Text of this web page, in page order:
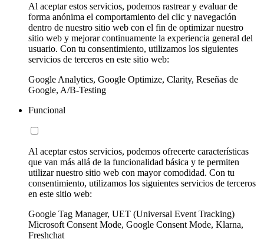
Al aceptar estos servicios, podemos rastrear y evaluar de
forma anónima el comportamiento del clic y navegación
dentro de nuestro sitio web con el fin de optimizar nuestro
sitio web y mejorar continuamente la experiencia general del
usuario. Con tu consentimiento, utilizamos los siguientes
servicios de terceros en este sitio web:
Google Analytics, Google Optimize, Clarity, Reseñas de
Google, A/B-Testing
Funcional
Al aceptar estos servicios, podemos ofrecerte características
que van más allá de la funcionalidad básica y te permiten
utilizar nuestro sitio web con mayor comodidad. Con tu
consentimiento, utilizamos los siguientes servicios de terceros
en este sitio web:
Google Tag Manager, UET (Universal Event Tracking)
Microsoft Consent Mode, Google Consent Mode, Klarna,
Freshchat